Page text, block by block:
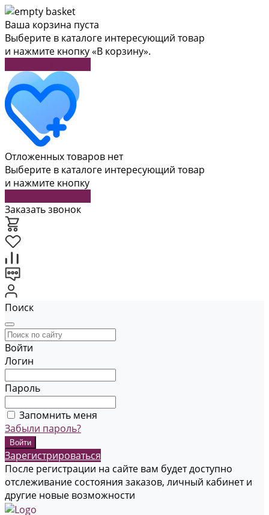
Ваша корзина пуста
Выберите в каталоге интересующий товар
и нажмите кнопку «В корзину».
Отложенных товаров нет
Выберите в каталоге интересующий товар
и нажмите кнопку
Заказать звонок
Поиск
Войти
Логин
Пароль
Запомнить меня
Забыли пароль?
Зарегистрироваться
После регистрации на сайте вам будет доступно
отслеживание состояния заказов, личный кабинет и
другие новые возможности